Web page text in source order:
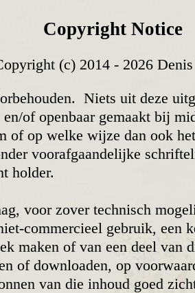
Copyright Notice
(c) 2014 - 2026
Niets uit deze
of open­baar gemaakt bij
of op welke wijze dan ook
vooraf­gaan­delijke
holder.
voor zover technisch
commercieel gebruik, een
maken of van een deel van
of down­loaden, op
van die inhoud goed